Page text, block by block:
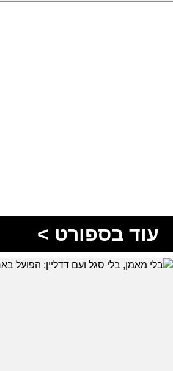
עוד בספורט >